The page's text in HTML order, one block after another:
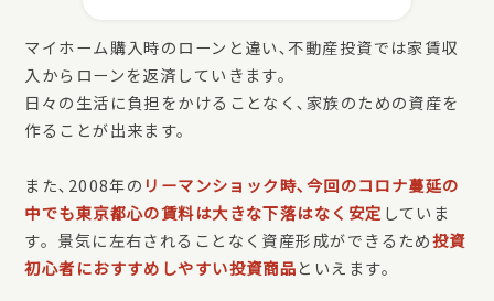
マイホーム購入時のローンと違い､不動産投資では家賃収
入からローンを返済していきます。
日々の生活に負担をかけることなく､家族のための資産を
作ることが出来ます。
また､2008年の リーマンショック時､今回のコロナ蔓延の
中でも東京都心の賃料は大きな下落はなく安定 していま
す。景気に左右されることなく資産形成ができるため投資
初心者におすすめしやすい投資商品といえます。